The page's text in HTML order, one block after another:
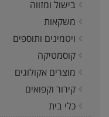
בישול ומזווה
משקאות
ויטמינים ותוספים
קוסמטיקה
מוצרים אקולוגים
קירור וקפואים
כלי בית